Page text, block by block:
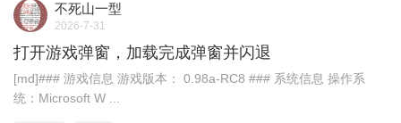
不死山一型
2026-7-31
打开游戏弹窗，加载完成弹窗并闪退
[md]### 游戏信息 游戏版本： 0.98a-RC8 ### 系统信息 操作系
统：Microsoft W ...